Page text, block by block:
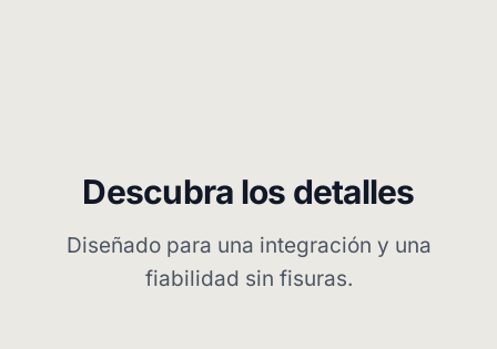
Descubra los detalles
Diseñado para una integración y una
fiabilidad sin fisuras.